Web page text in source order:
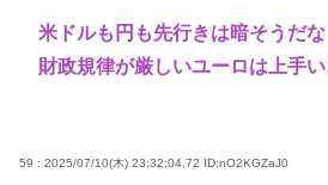
米ドルも円も先行きは暗そうだな
財政規律が厳しいユーロは上手
59 : 2025/07/10(木) 23:32:04.72 ID:nO2KGZaJ0